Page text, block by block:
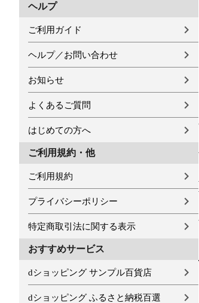
ヘルプ
ご利用ガイド
ヘルプ／お問い合わせ
お知らせ
よくあるご質問
はじめての方へ
ご利用規約・他
ご利用規約
プライバシーポリシー
特定商取引法に関する表示
おすすめサービス
dショッピング サンプル百貨店
dショッピング ふるさと納税百選